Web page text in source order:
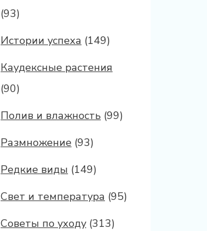
(93)
Истории успеха (149)
Каудексные растения
(90)
Полив и влажность (99)
Размножение (93)
Редкие виды (149)
Свет и температура (95)
Советы по уходу (313)